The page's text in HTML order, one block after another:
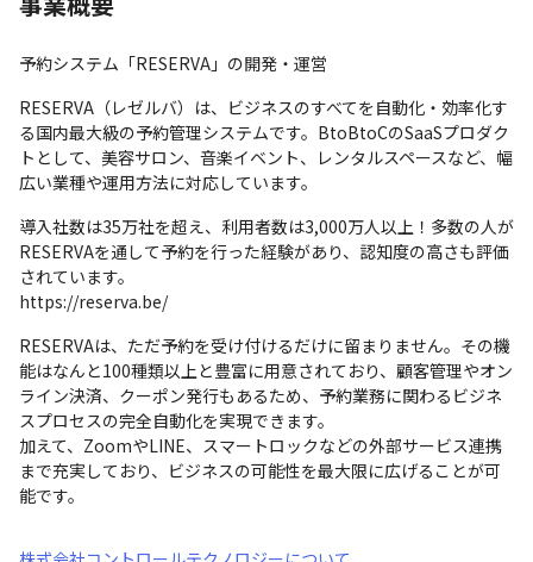
予約システム「RESERVA」の開発・運営
RESERVA（レゼルバ）は、ビジネスのすべてを自動化・効率化す
る国内最大級の予約管理システムです。BtoBtoCのSaaSプロダク
トとして、美容サロン、音楽イベント、レンタルスペースなど、幅
広い業種や運用方法に対応しています。
導入社数は35万社を超え、利用者数は3,000万人以上！多数の人が
RESERVAを通して予約を行った経験があり、認知度の高さも評価
されています。
https://reserva.be/
RESERVAは、ただ予約を受け付けるだけに留まりません。その機
能はなんと100種類以上と豊富に用意されており、顧客管理やオン
ライン決済、クーポン発行もあるため、予約業務に関わるビジネ
スプロセスの完全自動化を実現できます。
加えて、ZoomやLINE、スマートロックなどの外部サービス連携
まで充実しており、ビジネスの可能性を最大限に広げることが可
能です。